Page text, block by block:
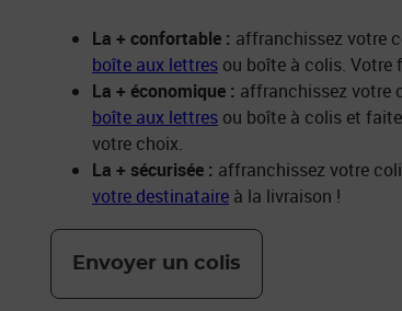
La + confortable : affranchissez votre
boîte aux lettres ou boîte à colis. Votre
La + économique : affranchissez votre
boîte aux lettres ou boîte à colis et
votre choix.
La + sécurisée : affranchissez votre
votre destinataire à la livraison !
Envoyer un colis